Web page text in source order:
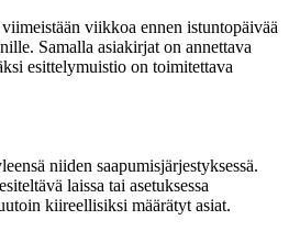
viikkoa ennen istuntopäivää
Samalla asiakirjat on annettava
esittelymuistio on toimitettava
niiden saapumisjärjestyksessä.
laissa tai asetuksessa
kiireellisiksi määrätyt asiat.